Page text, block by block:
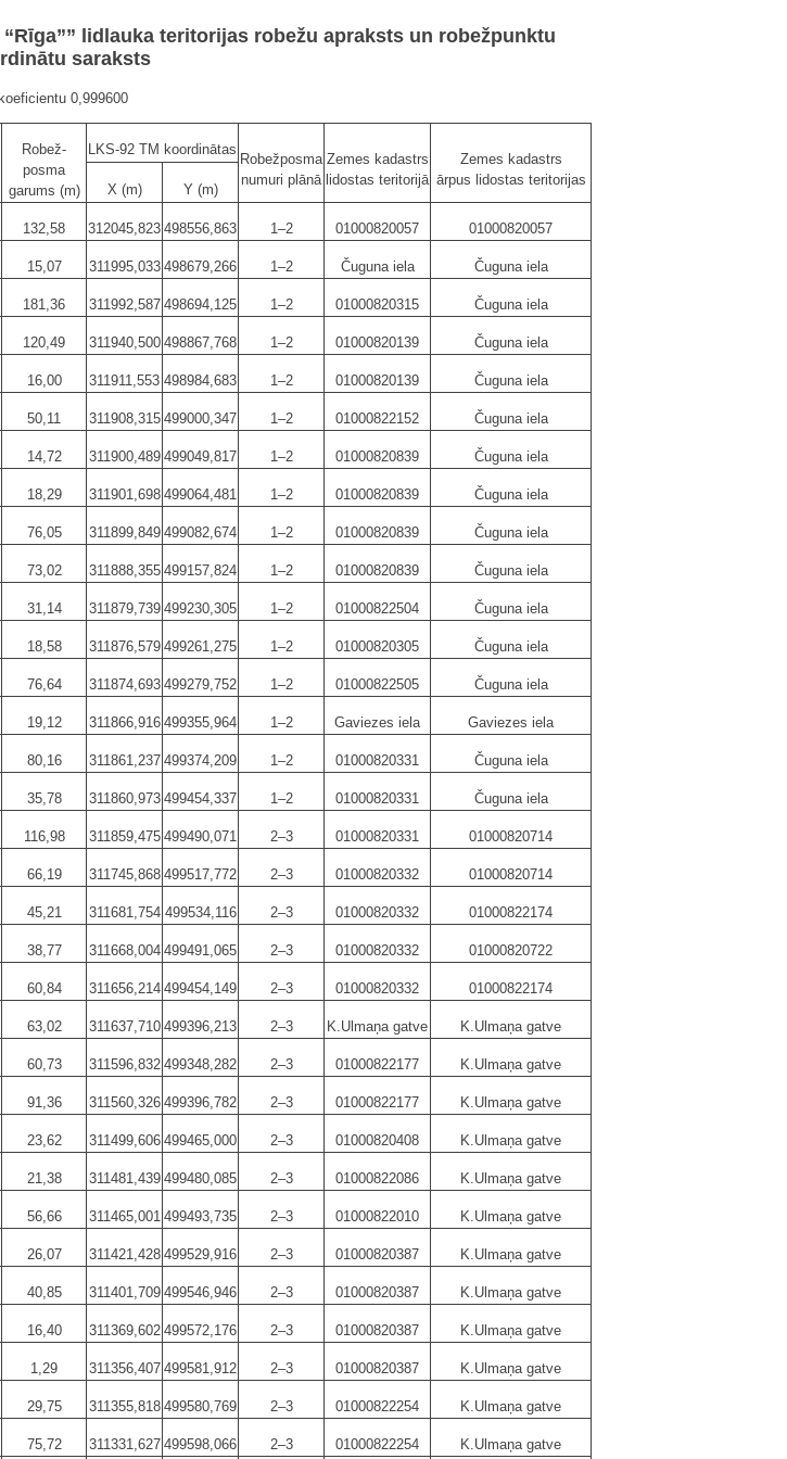
lidlauka teritorijas robežu apraksts un robežpunktu
saraksts
0,999600
Robež-
posma
garums (m)
LKS-92 TM koordinātas
Robežposma
numuri plānā
Zemes kadastrs
lidostas teritorijā
Zemes kadastrs
ārpus lidostas teritorijas
X (m) Y (m)
132,58 312045,823 498556,863 1–2 01000820057 01000820057
15,07 311995,033 498679,266 1–2 Čuguna iela Čuguna iela
181,36 311992,587 498694,125 1–2 01000820315 Čuguna iela
120,49 311940,500 498867,768 1–2 01000820139 Čuguna iela
16,00 311911,553 498984,683 1–2 01000820139 Čuguna iela
50,11 311908,315 499000,347 1–2 01000822152 Čuguna iela
14,72 311900,489 499049,817 1–2 01000820839 Čuguna iela
18,29 311901,698 499064,481 1–2 01000820839 Čuguna iela
76,05 311899,849 499082,674 1–2 01000820839 Čuguna iela
73,02 311888,355 499157,824 1–2 01000820839 Čuguna iela
31,14 311879,739 499230,305 1–2 01000822504 Čuguna iela
18,58 311876,579 499261,275 1–2 01000820305 Čuguna iela
76,64 311874,693 499279,752 1–2 01000822505 Čuguna iela
19,12 311866,916 499355,964 1–2 Gaviezes iela Gaviezes iela
80,16 311861,237 499374,209 1–2 01000820331 Čuguna iela
35,78 311860,973 499454,337 1–2 01000820331 Čuguna iela
116,98 311859,475 499490,071 2–3 01000820331 01000820714
66,19 311745,868 499517,772 2–3 01000820332 01000820714
45,21 311681,754 499534,116 2–3 01000820332 01000822174
38,77 311668,004 499491,065 2–3 01000820332 01000820722
60,84 311656,214 499454,149 2–3 01000820332 01000822174
63,02 311637,710 499396,213 2–3 K.Ulmaņa gatve K.Ulmaņa gatve
60,73 311596,832 499348,282 2–3 01000822177 K.Ulmaņa gatve
91,36 311560,326 499396,782 2–3 01000822177 K.Ulmaņa gatve
23,62 311499,606 499465,000 2–3 01000820408 K.Ulmaņa gatve
21,38 311481,439 499480,085 2–3 01000822086 K.Ulmaņa gatve
56,66 311465,001 499493,735 2–3 01000822010 K.Ulmaņa gatve
26,07 311421,428 499529,916 2–3 01000820387 K.Ulmaņa gatve
40,85 311401,709 499546,946 2–3 01000820387 K.Ulmaņa gatve
16,40 311369,602 499572,176 2–3 01000820387 K.Ulmaņa gatve
1,29 311356,407 499581,912 2–3 01000820387 K.Ulmaņa gatve
29,75 311355,818 499580,769 2–3 01000822254 K.Ulmaņa gatve
75,72 311331,627 499598,066 2–3 01000822254 K.Ulmaņa gatve